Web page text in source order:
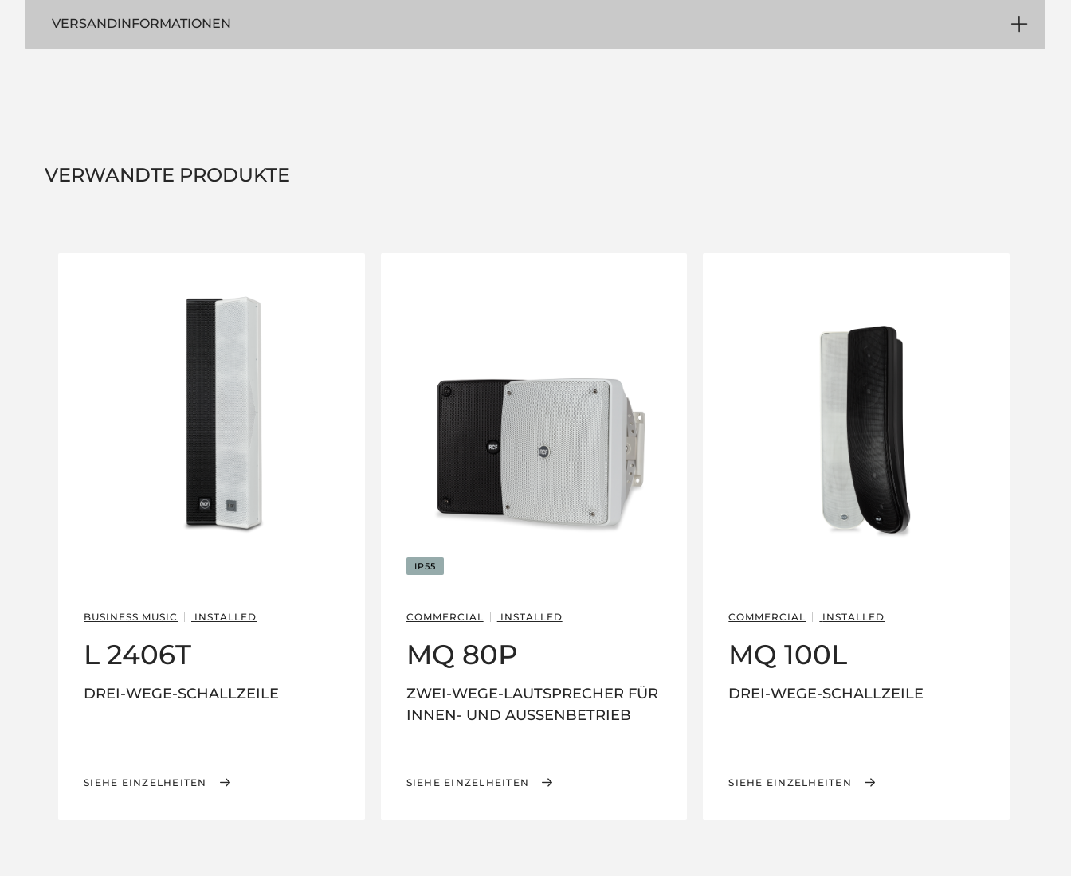
VERSANDINFORMATIONEN
VERWANDTE PRODUKTE
BUSINESS MUSIC INSTALLED
L 2406T
DREI-WEGE-SCHALLZEILE
SIEHE EINZELHEITEN
IP55
COMMERCIAL INSTALLED
MQ 80P
ZWEI-WEGE-LAUTSPRECHER FÜR
INNEN- UND AUSSENBETRIEB
SIEHE EINZELHEITEN
COMMERCIAL INSTALLED
MQ 100L
DREI-WEGE-SCHALLZEILE
SIEHE EINZELHEITEN